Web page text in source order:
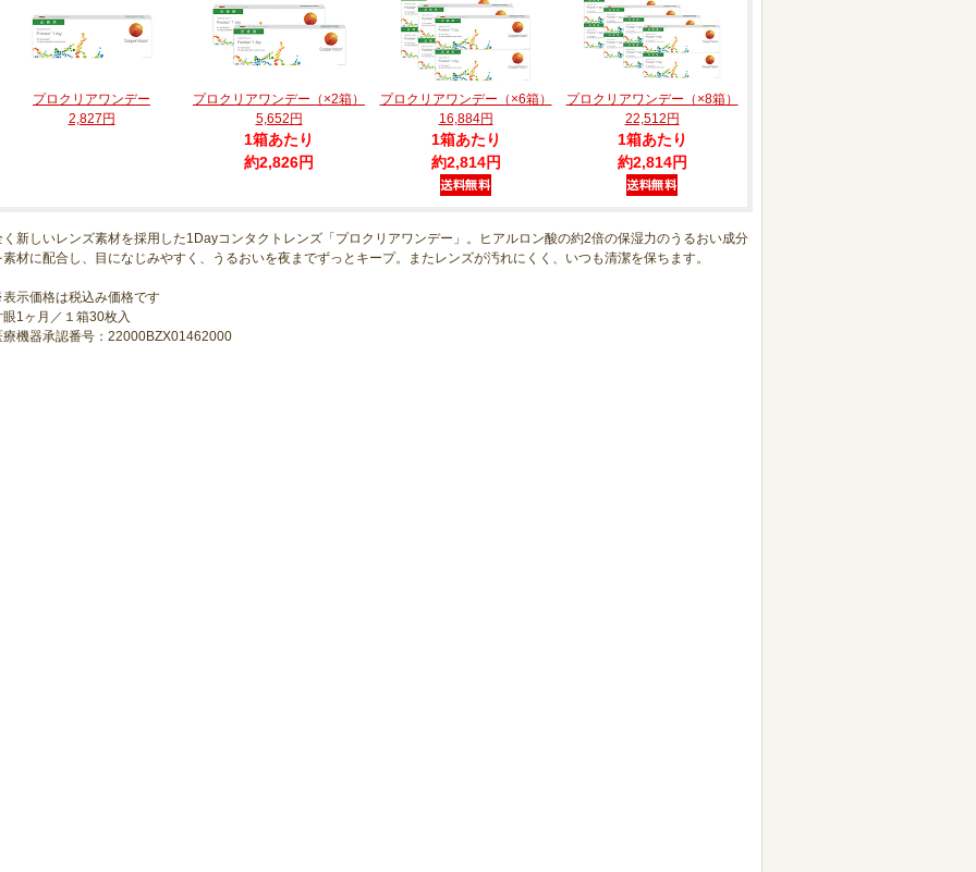
プロクリアワンデー
2,827円
プロクリアワンデー（×2箱）
5,652円
1箱あたり
約2,826円
プロクリアワンデー（×6箱）
16,884円
1箱あたり
約2,814円
プロクリアワンデー（×8箱）
22,512円
1箱あたり
約2,814円
く新しいレンズ素材を採用した1Dayコンタクトレンズ「プロクリアワンデー」。ヒアルロン酸の約2倍の保湿力のうるおい成分
素材に配合し、目になじみやすく、うるおいを夜までずっとキープ。またレンズが汚れにくく、いつも清潔を保ちます。
示価格は税込み価格です
眼1ヶ月／１箱30枚入
療機器承認番号：22000BZX01462000